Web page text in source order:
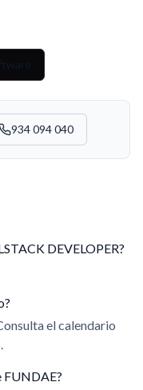
934 094 040
DEVELOPER?
el calendario
FUNDAE?